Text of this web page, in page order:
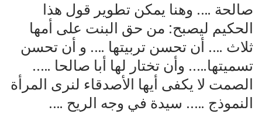
صالحة …. وهنا يمكن تطوير قول هذا
الحكيم ليصبح: من حق البنت على أمها
ثلاث …. أن تحسن تربيتها …. و أن تحسن
تسميتها….. وأن تختار لها أبا صالحا …..
الصمت لا يكفى أيها الأصدقاء لنرى المرأة
النموذج ….. سيدة في وجه الريح ….